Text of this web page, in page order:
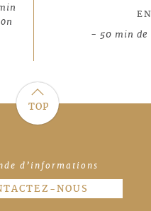
- 50 min de
c
TOP
d’informations
NOUS